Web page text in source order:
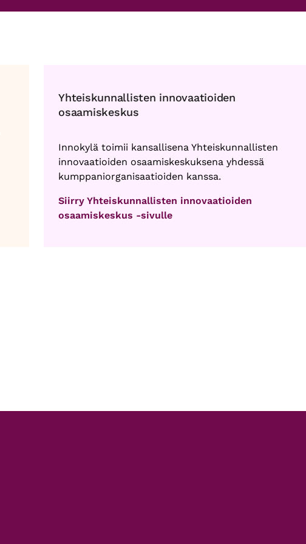
Yhteiskunnallisten innovaatioiden
osaamiskeskus
Innokylä toimii kansallisena Yhteiskunnallisten
innovaatioiden osaamiskeskuksena yhdessä
kumppaniorganisaatioiden kanssa.
Siirry Yhteiskunnallisten innovaatioiden
osaamiskeskus -sivulle